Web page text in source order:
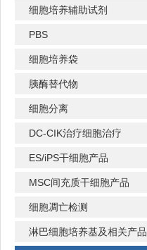
细胞培养辅助试剂
PBS
细胞培养袋
胰酶替代物
细胞分离
DC-CIK治疗细胞治疗
ES/iPS干细胞产品
MSC间充质干细胞产品
细胞凋亡检测
淋巴细胞培养基及相关产品